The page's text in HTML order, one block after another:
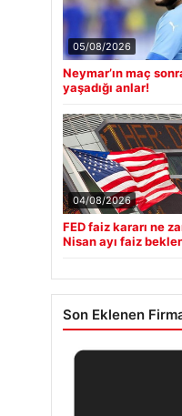
05/08/2026
Neymar’ın maç
yaşadığı anlar!
04/08/2026
FED faiz kararı ne
Nisan ayı faiz
Son Eklenen